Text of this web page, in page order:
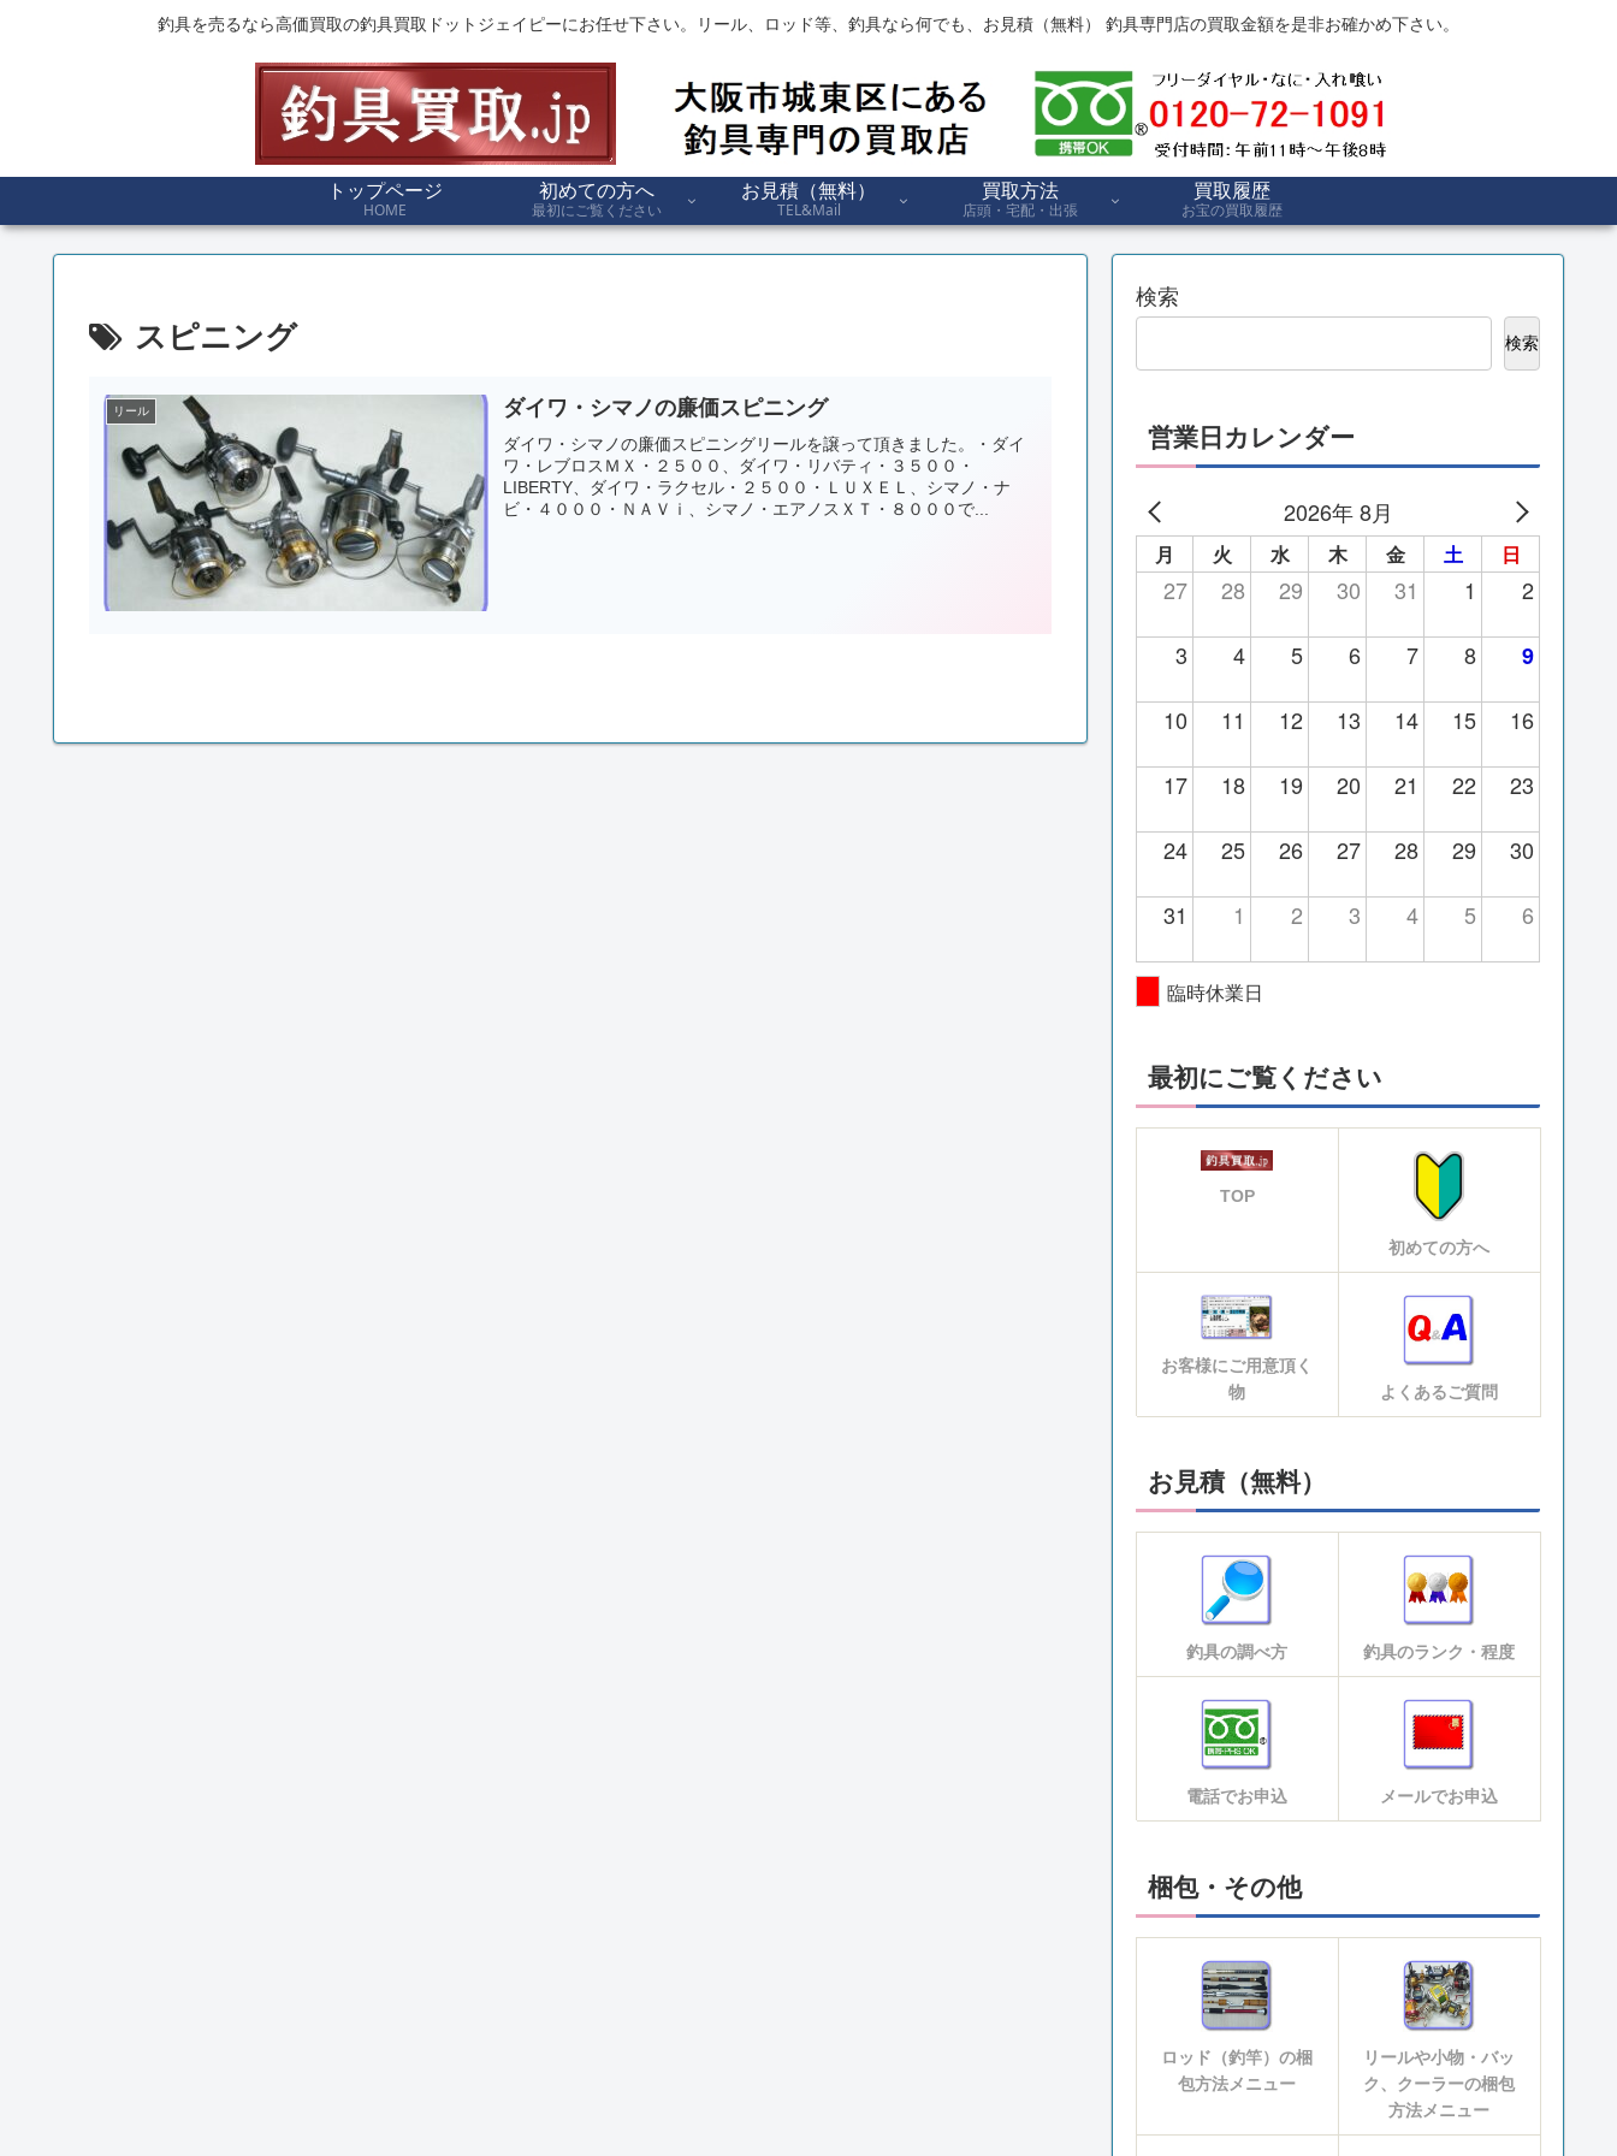
釣具を売るなら高価買取の釣具買取ドットジェイピーにお任せ下さい。リール、ロッド等、釣具なら何でも、お見積（無料） 釣具専門店の買取金額を是非お確かめ下さい。
トップページ
HOME
初めての方へ
最初にご覧ください
お見積（無料）
TEL&Mail
買取方法
店頭・宅配・出張
買取履歴
お宝の買取履歴
スピニング
リール ダイワ・シマノの廉価スピニング
ダイワ・シマノの廉価スピニングリールを譲って頂きました。・ダイ
ワ・レブロスＭＸ・２５００、ダイワ・リバティ・３５００・
LIBERTY、ダイワ・ラクセル・２５００・ＬＵＸＥＬ、シマノ・ナ
ビ・４０００・ＮＡＶｉ、シマノ・エアノスＸＴ・８０００で...
検索
検索
営業日カレンダー
2026年 8月
月 火 水 木 金 土 日
27 28 29 30 31 1 2
3 4 5 6 7 8 9
10 11 12 13 14 15 16
17 18 19 20 21 22 23
24 25 26 27 28 29 30
31 1 2 3 4 5 6
臨時休業日
最初にご覧ください
TOP
初めての方へ
お客様にご用意頂く
物
よくあるご質問
お見積（無料）
釣具の調べ方 釣具のランク・程度
電話でお申込 メールでお申込
梱包・その他
ロッド（釣竿）の梱
包方法メニュー
リールや小物・バッ
ク、クーラーの梱包
方法メニュー